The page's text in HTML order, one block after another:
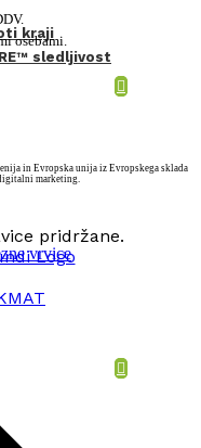
kraji
sledljivost
osebami.
in Evropska unija iz Evropskega sklada
marketing.
pridržane.